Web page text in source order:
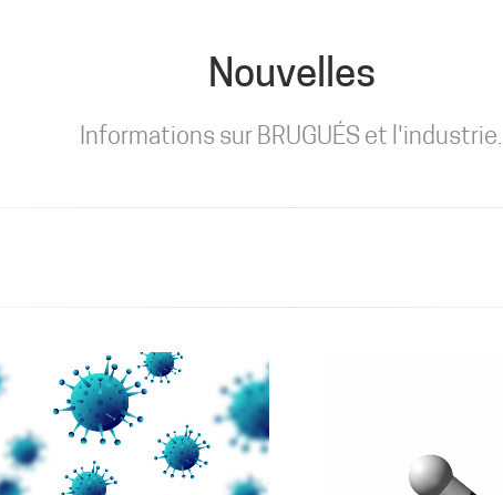
Nouvelles
Informations sur BRUGUÉS et l'industrie.